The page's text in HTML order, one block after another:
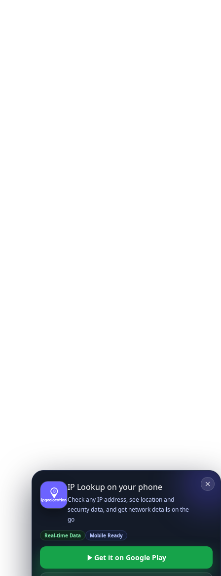
IP Lookup on your phone
Check any IP address, see location and
security data, and get network details on the
go
Real-time Data Mobile Ready
Get it on Google Play